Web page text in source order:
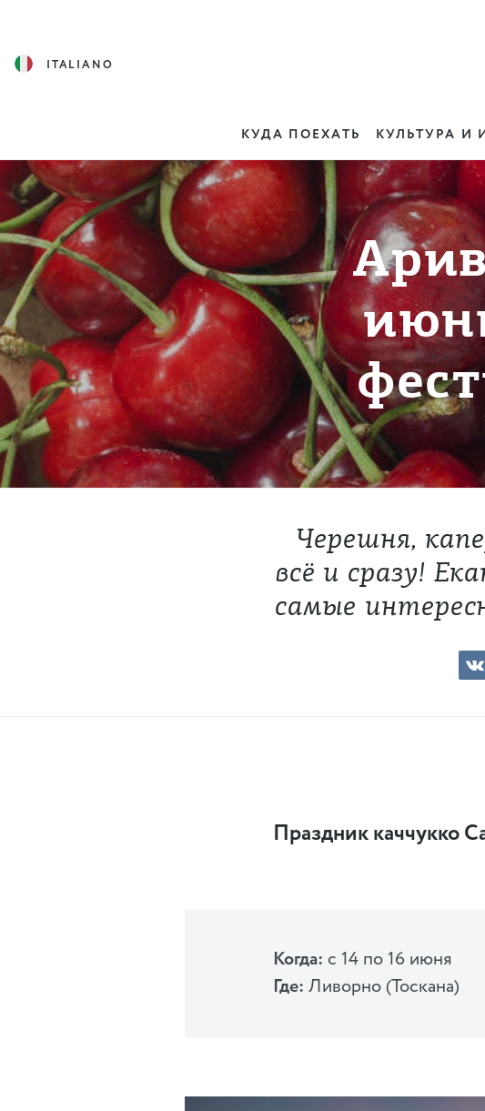
ITALIANO
КУДА ПОЕХАТЬ КУЛЬТУРА И
Черешня,
всё и сразу!
самые
Праздник каччукко
Когда: с 14 по 16 июня
Где: Ливорно (Тоскана)